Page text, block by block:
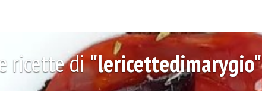
ricette di"lericettedimarygio"